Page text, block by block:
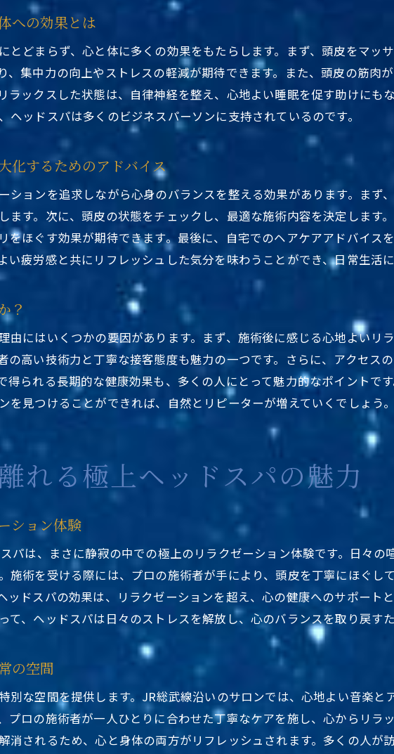
ヘッドスパを活用したメンタルヘルスの改善
仕事帰りに立ち寄れるサロンの紹介
JR総武線沿いでのヘッドスパが心の健康を支える理由
心身の健康を維持するためのヘッドスパの役割
感情の安定を促す施術のメリット
現代のストレス社会におけるヘッドスパの重要性
心の健康を促進するためのヘッドスパの利用法
施術によるリラクゼーションがもたらす心の変化
ヘッドスパが日常生活に及ぼすポジティブな影響
極上の安らぎを提供するヘッドスパの魅力を探る
施術を通じて体験する極上の癒し
ヘッドスパが提供するリラクゼーションの深さ
安らぎを感じる施術の秘訣
特別な時間を過ごすためのサロン選びのポイント
リピーターが絶えない理由とは
ヘッドスパの魅力を最大限に引き出す方法
心地よい音楽と施術で別世界を味わえるヘッドスパ
音楽がもたらすリラックス効果
施術中の音楽選びが持つ重要性
心地よい音楽と施術が作り出す特別な空間
音楽と施術がもたらす心への影響
ヘッドスパ体験を豊かにする音楽の選び方
プロが選ぶ心地よい音楽の魅力
JR総武線で見つける究極のリラクゼーションヘッドスパ
沿線のサロンを巡る贅沢な時間
究極のリラクゼーションを提供するサロンの特徴
施術後のリフレッシュ効果を実感する方法
ヘッドスパで心身を整えるための秘訣
JR総武線沿いで訪れるべきサロンの紹介
への効果とは
とどまらず、心と体に多くの効果をもたらします。まず、頭皮をマッ
、集中力の向上やストレスの軽減が期待できます。また、頭皮の筋肉
ラックスした状態は、自律神経を整え、心地よい睡眠を促す助けにも
ヘッドスパは多くのビジネスパーソンに支持されているのです。
化するためのアドバイス
ションを追求しながら心身のバランスを整える効果があります。まず
ます。次に、頭皮の状態をチェックし、最適な施術内容を決定します
をほぐす効果が期待できます。最後に、自宅でのヘアケアアドバイス
い疲労感と共にリフレッシュした気分を味わうことができ、日常生活
？
由にはいくつかの要因があります。まず、施術後に感じる心地よいリ
の高い技術力と丁寧な接客態度も魅力の一つです。さらに、アクセス
得られる長期的な健康効果も、多くの人にとって魅力的なポイントで
を見つけることができれば、自然とリピーターが増えていくでしょう
れる極上ヘッドスパの魅力
ション体験
パは、まさに静寂の中での極上のリラクゼーション体験です。日々
施術を受ける際には、プロの施術者が手により、頭皮を丁寧にほぐし
ッドスパの効果は、リラクゼーションを超え、心の健康へのサポート
て、ヘッドスパは日々のストレスを解放し、心のバランスを取り戻す
の空間
別な空間を提供します。JR総武線沿いのサロンでは、心地よい音楽
プロの施術者が一人ひとりに合わせた丁寧なケアを施し、心からリラ
消されるため、心と身体の両方がリフレッシュされます。多くの人が